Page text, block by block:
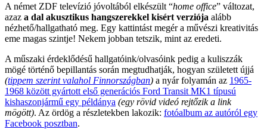
A német ZDF televízió jóvoltából elkészült “home office” változat,
azaz a dal akusztikus hangszerekkel kisért verziója alább
nézhető/hallgatható meg. Egy kattintást megér a művészi kreativitás
eme magas szintje! Nekem jobban tetszik, mint az eredeti.
A műszaki érdeklődésű hallgatóink/olvasóink pedig a kuliszzák
mögé történő bepillantás során megtudhatják, hogyan született újjá
(tippem szerint valahol Finnországban) a nyár folyamán az 1965-
1968 között gyártott első generációs Ford Transit MK1 típusú
kishaszonjármű egy példánya (egy rövid videó rejtőzik a link
mögött). Az ördög a részletekben lakozik: fotóalbum az autóról egy
Facebook posztban.